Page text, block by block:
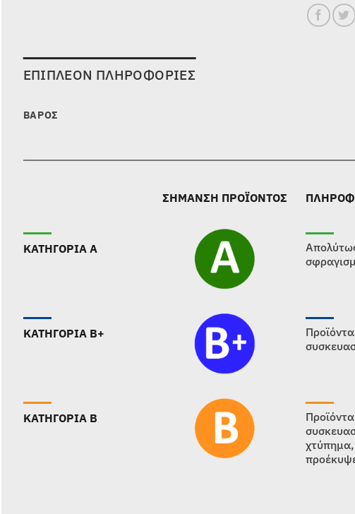
ΕΠΙΠΛΈΟΝ ΠΛΗΡΟΦΟΡΊΕΣ
ΒΆΡΟΣ
ΣΗΜΑΝΣΗ ΠΡΟΪΟΝΤΟΣ
ΚΑΤΗΓΟΡΙΑ Α
ΚΑΤΗΓΟΡΙΑ B+
ΚΑΤΗΓΟΡΙΑ B